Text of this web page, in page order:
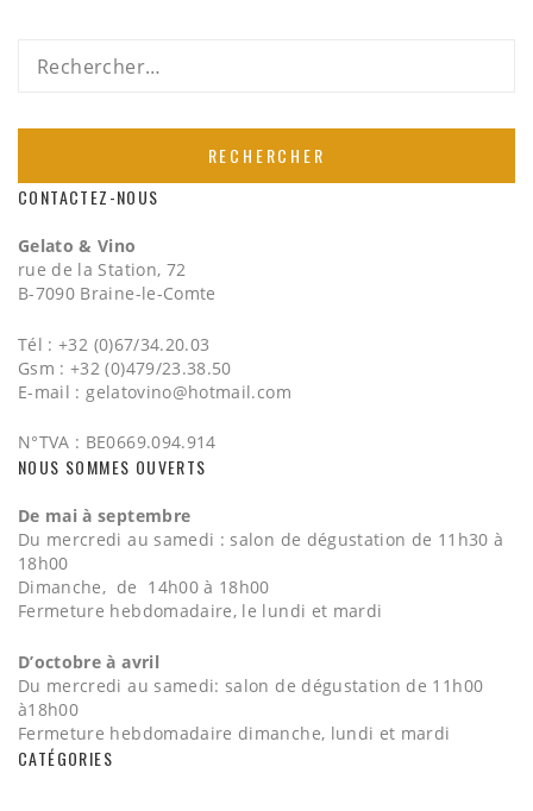
Rechercher :
CONTACTEZ-NOUS
Gelato & Vino
rue de la Station, 72
B-7090 Braine-le-Comte
Tél : +32 (0)67/34.20.03
Gsm : +32 (0)479/23.38.50
E-mail :gelatovino@hotmail.com
N°TVA : BE0669.094.914
NOUS SOMMES OUVERTS
De mai à septembre
Du mercredi au samedi : salon de dégustation de 11h30 à
18h00
Dimanche, de 14h00 à 18h00
Fermeture hebdomadaire, le lundi et mardi
D’octobre à avril
Du mercredi au samedi: salon de dégustation de 11h00
à18h00
Fermeture hebdomadaire dimanche, lundi et mardi
CATÉGORIES